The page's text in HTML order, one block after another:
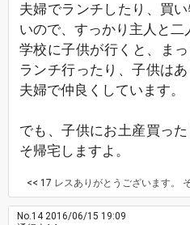
夫婦でランチしたり、買
いので、すっかり主人と二
学校に子供が行くと、まっ
ランチ行ったり、子供は
夫婦で仲良くしています。
でも、子供にお土産買っ
そ帰宅しますよ。
<< 17 レスありがとうございます。 そう言って下さって嬉しいです…。私が親として未熟だから子供も楽しく過ごせないのだと感じていました。今お子さんは大きいのでしょうか？(^ ^)
No.142016/06/15 19:09